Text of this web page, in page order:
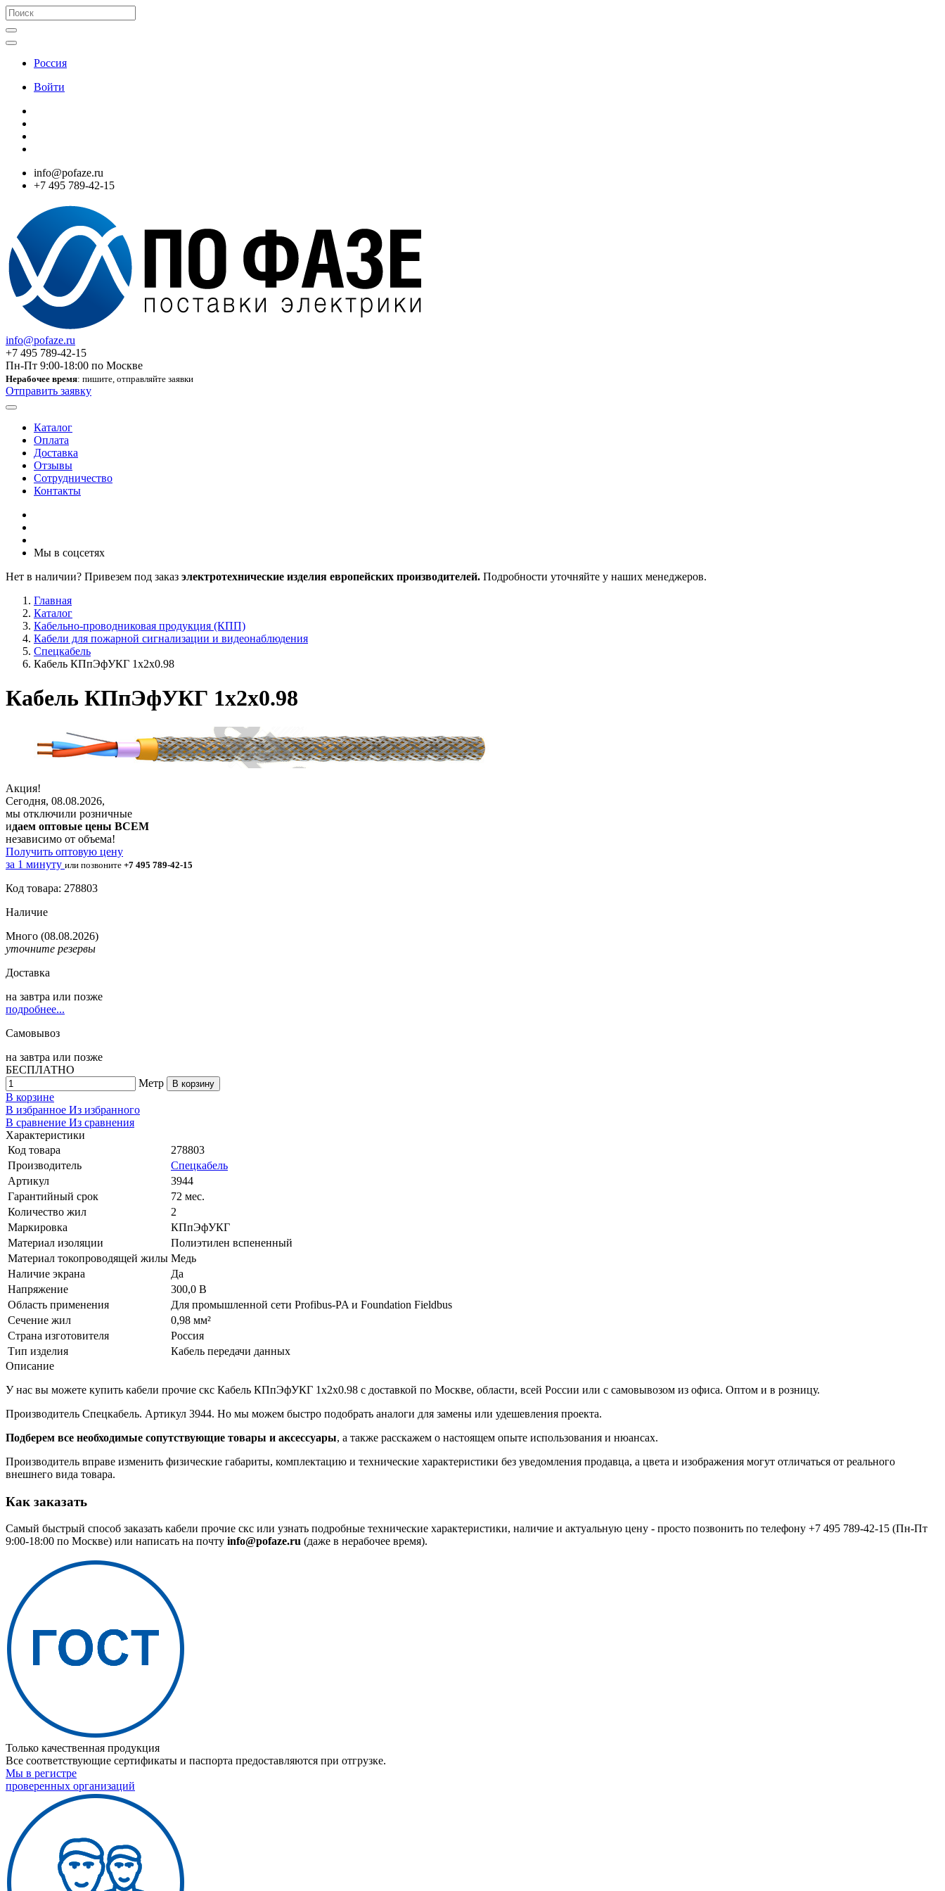
Россия
Войти
info@pofaze.ru
+7 495 789-42-15
info@pofaze.ru
+7 495 789-42-15
Пн-Пт 9:00-18:00 по Москве
Нерабочее время: пишите, отправляйте заявки
Отправить заявку
Каталог
Оплата
Доставка
Отзывы
Сотрудничество
Контакты
Мы в соцсетях
Нет в наличии? Привезем под заказ электротехнические изделия европейских производителей. Подробности уточняйте у наших менеджеров.
Главная
Каталог
Кабельно-проводниковая продукция (КПП)
Кабели для пожарной сигнализации и видеонаблюдения
Спецкабель
Кабель КПпЭфУКГ 1х2х0.98
Кабель КПпЭфУКГ 1х2х0.98
Акция!
Сегодня, 08.08.2026,
мы отключили розничные
идаем оптовые цены ВСЕМ
независимо от объема!
Получить оптовую цену
за 1 минуту или позвоните +7 495 789-42-15
Код товара: 278803
Наличие
Много (08.08.2026)
уточните резервы
Доставка
на завтра или позже
подробнее...
Самовывоз
на завтра или позже
БЕСПЛАТНО
Метр
В корзину
В корзине
В избранное Из избранного
В сравнение Из сравнения
Характеристики
Код товара
278803
Производитель
Спецкабель
Артикул
3944
Гарантийный срок
72 мес.
Количество жил
2
Маркировка
КПпЭфУКГ
Материал изоляции
Полиэтилен вспененный
Материал токопроводящей жилы Медь
Наличие экрана
Да
Напряжение
300,0 В
Область применения
Для промышленной сети Profibus-PA и Foundation Fieldbus
Сечение жил
0,98 мм²
Страна изготовителя
Россия
Тип изделия
Кабель передачи данных
Описание
У нас вы можете купить кабели прочие скс Кабель КПпЭфУКГ 1х2х0.98 с доставкой по Москве, области, всей России или с самовывозом из офиса. Оптом и в розницу.
Производитель Спецкабель. Артикул 3944. Но мы можем быстро подобрать аналоги для замены или удешевления проекта.
Подберем все необходимые сопутствующие товары и аксессуары, а также расскажем о настоящем опыте использования и нюансах.
Производитель вправе изменить физические габариты, комплектацию и технические характеристики без уведомления продавца, а цвета и изображения могут отличаться от реального
внешнего вида товара.
Как заказать
Самый быстрый способ заказать кабели прочие скс или узнать подробные технические характеристики, наличие и актуальную цену - просто позвонить по телефону +7 495 789-42-15 (Пн-Пт
9:00-18:00 по Москве) или написать на почту info@pofaze.ru (даже в нерабочее время).
Только качественная продукция
Все соответствующие сертификаты и паспорта предоставляются при отгрузке.
Мы в регистре
проверенных организаций